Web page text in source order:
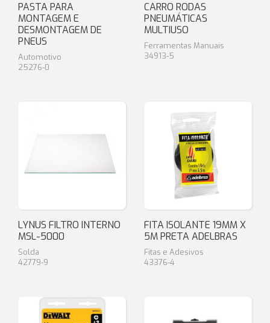
PASTA PARA
MONTAGEM E
DESMONTAGEM DE
PNEUS
Automotivo
25276-0
CARRO RODAS
PNEUMÁTICAS
MULTIUSO
Ferramentas Manuais
34913-5
LYNUS FILTRO INTERNO
MSL-5000
Solda
42779-9
FITA ISOLANTE 19MM X
5M PRETA ADELBRAS
Fitas e Adesivos
43376-4